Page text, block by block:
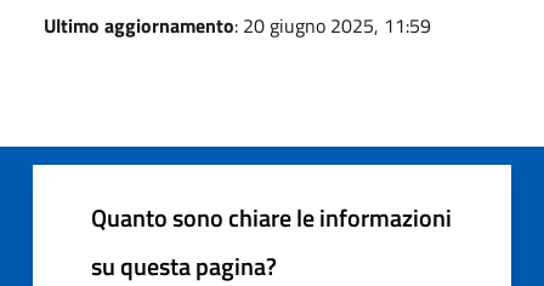
Ultimo aggiornamento: 20 giugno 2025, 11:59
Quanto sono chiare le informazioni
su questa pagina?